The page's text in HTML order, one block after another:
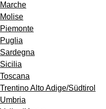
Marche
Molise
Piemonte
Puglia
Sardegna
Sicilia
Toscana
Trentino Alto Adige/Südtirol
Umbria